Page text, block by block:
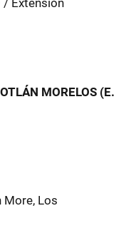
/ Extensión
MORELOS (E.
More, Los